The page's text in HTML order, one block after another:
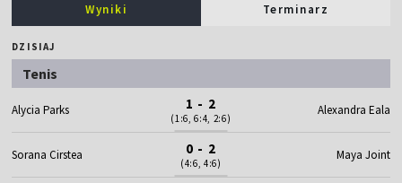
Wyniki Terminarz
DZISIAJ
Tenis
Alycia Parks 1 - 2
(1:6, 6:4, 2:6)
Alexandra Eala
Sorana Cirstea 0 - 2
(4:6, 4:6)
Maya Joint